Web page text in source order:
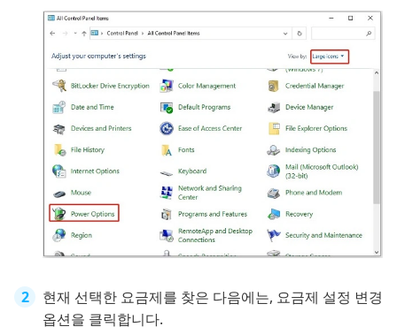
현재 선택한 요금제를 찾은 다음에는, 요금제 설정 변경
옵션을 클릭합니다.